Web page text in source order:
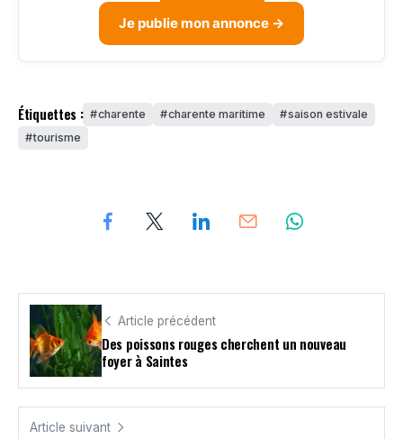
Je publie mon annonce →
Étiquettes : charente charente maritime
saison estivale
tourisme
Article précédent
Des poissons rouges cherchent un nouveau
foyer à Saintes
Article suivant